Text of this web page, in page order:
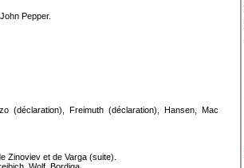
Pepper.
(déclaration), Freimuth (déclaration), Hansen, Mac
Zinoviev et de Varga (suite).